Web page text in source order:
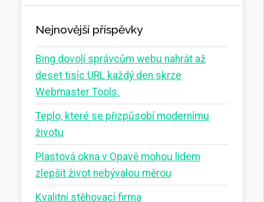
Nejnovější příspěvky
Bing dovolí správcům webu nahrát až
deset tisíc URL každý den skrze
Webmaster Tools.
Teplo, které se přizpůsobí modernímu
životu
Plastová okna v Opavě mohou lidem
zlepšit život nebývalou měrou
Kvalitní stěhovací firma